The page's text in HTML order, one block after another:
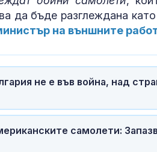
да бъде разглеждана
на външните
не е във война, над
самолети:
Тайната ваканция на
Си: Какво се случва в
Бейдайхе?
Сенатът на Конгреса
на САЩ прие нови